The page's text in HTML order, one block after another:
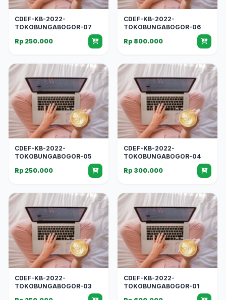
CDEF-KB-2022-
TOKOBUNGABOGOR-07
Rp 250.000
CDEF-KB-2022-
TOKOBUNGABOGOR-06
Rp 800.000
CDEF-KB-2022-
TOKOBUNGABOGOR-05
Rp 250.000
CDEF-KB-2022-
TOKOBUNGABOGOR-04
Rp 300.000
CDEF-KB-2022-
TOKOBUNGABOGOR-03
CDEF-KB-2022-
TOKOBUNGABOGOR-01